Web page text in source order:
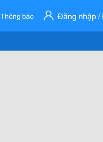
Thông báo Đăng nhập /